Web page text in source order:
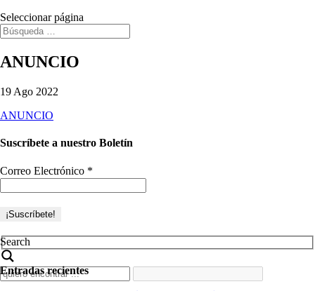
Seleccionar página
ANUNCIO
19 Ago 2022
ANUNCIO
Suscríbete a nuestro Boletín
Correo Electrónico *
Search
Entradas recientes